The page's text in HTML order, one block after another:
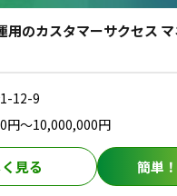
のカスタマーサクセス
12-9
円〜10,000,000円
見る 簡単